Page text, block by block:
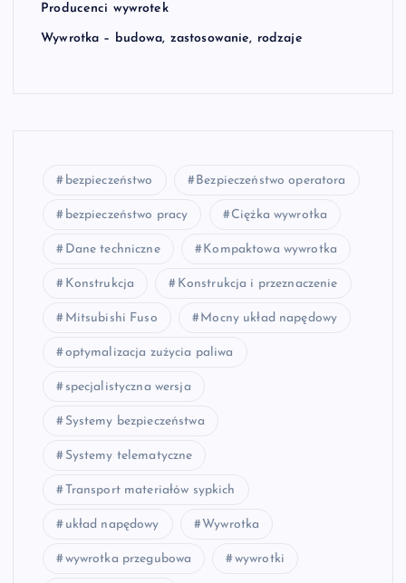
Producenci wywrotek
Wywrotka – budowa, zastosowanie, rodzaje
bezpieczeństwo Bezpieczeństwo operatora
bezpieczeństwo pracy Ciężka wywrotka
Dane techniczne Kompaktowa wywrotka
Konstrukcja Konstrukcja i przeznaczenie
Mitsubishi Fuso Mocny układ napędowy
optymalizacja zużycia paliwa
specjalistyczna wersja
Systemy bezpieczeństwa
Systemy telematyczne
Transport materiałów sypkich
układ napędowy Wywrotka
wywrotka przegubowa wywrotki